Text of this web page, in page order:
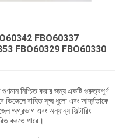
FBO60337
FBO60329 FBO60330
গুণমান নিশ্চিত করার জন্য একটি গুরুত্বপূর্ণ
ডিজেলে বাহিত সূক্ষ্ম ধুলো এবং আর্দ্রতাকে
অগ্রভাগ এবং অন্যান্য ফিল্টারিং
করতে পারে।